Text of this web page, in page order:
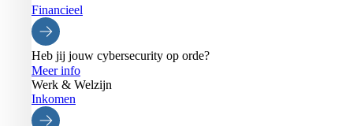
Financieel
Heb jij jouw cybersecurity op orde?
Meer info
Werk & Welzijn
Inkomen